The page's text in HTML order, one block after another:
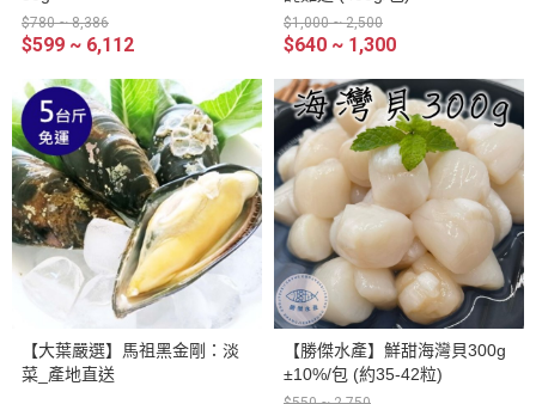
$780 ~ 8,386
$599 ~ 6,112
$1,000 ~ 2,500
$640 ~ 1,300
【大葉嚴選】馬祖黑金剛：淡
菜_產地直送
【勝傑水產】鮮甜海灣貝300g
±10%/包 (約35-42粒)